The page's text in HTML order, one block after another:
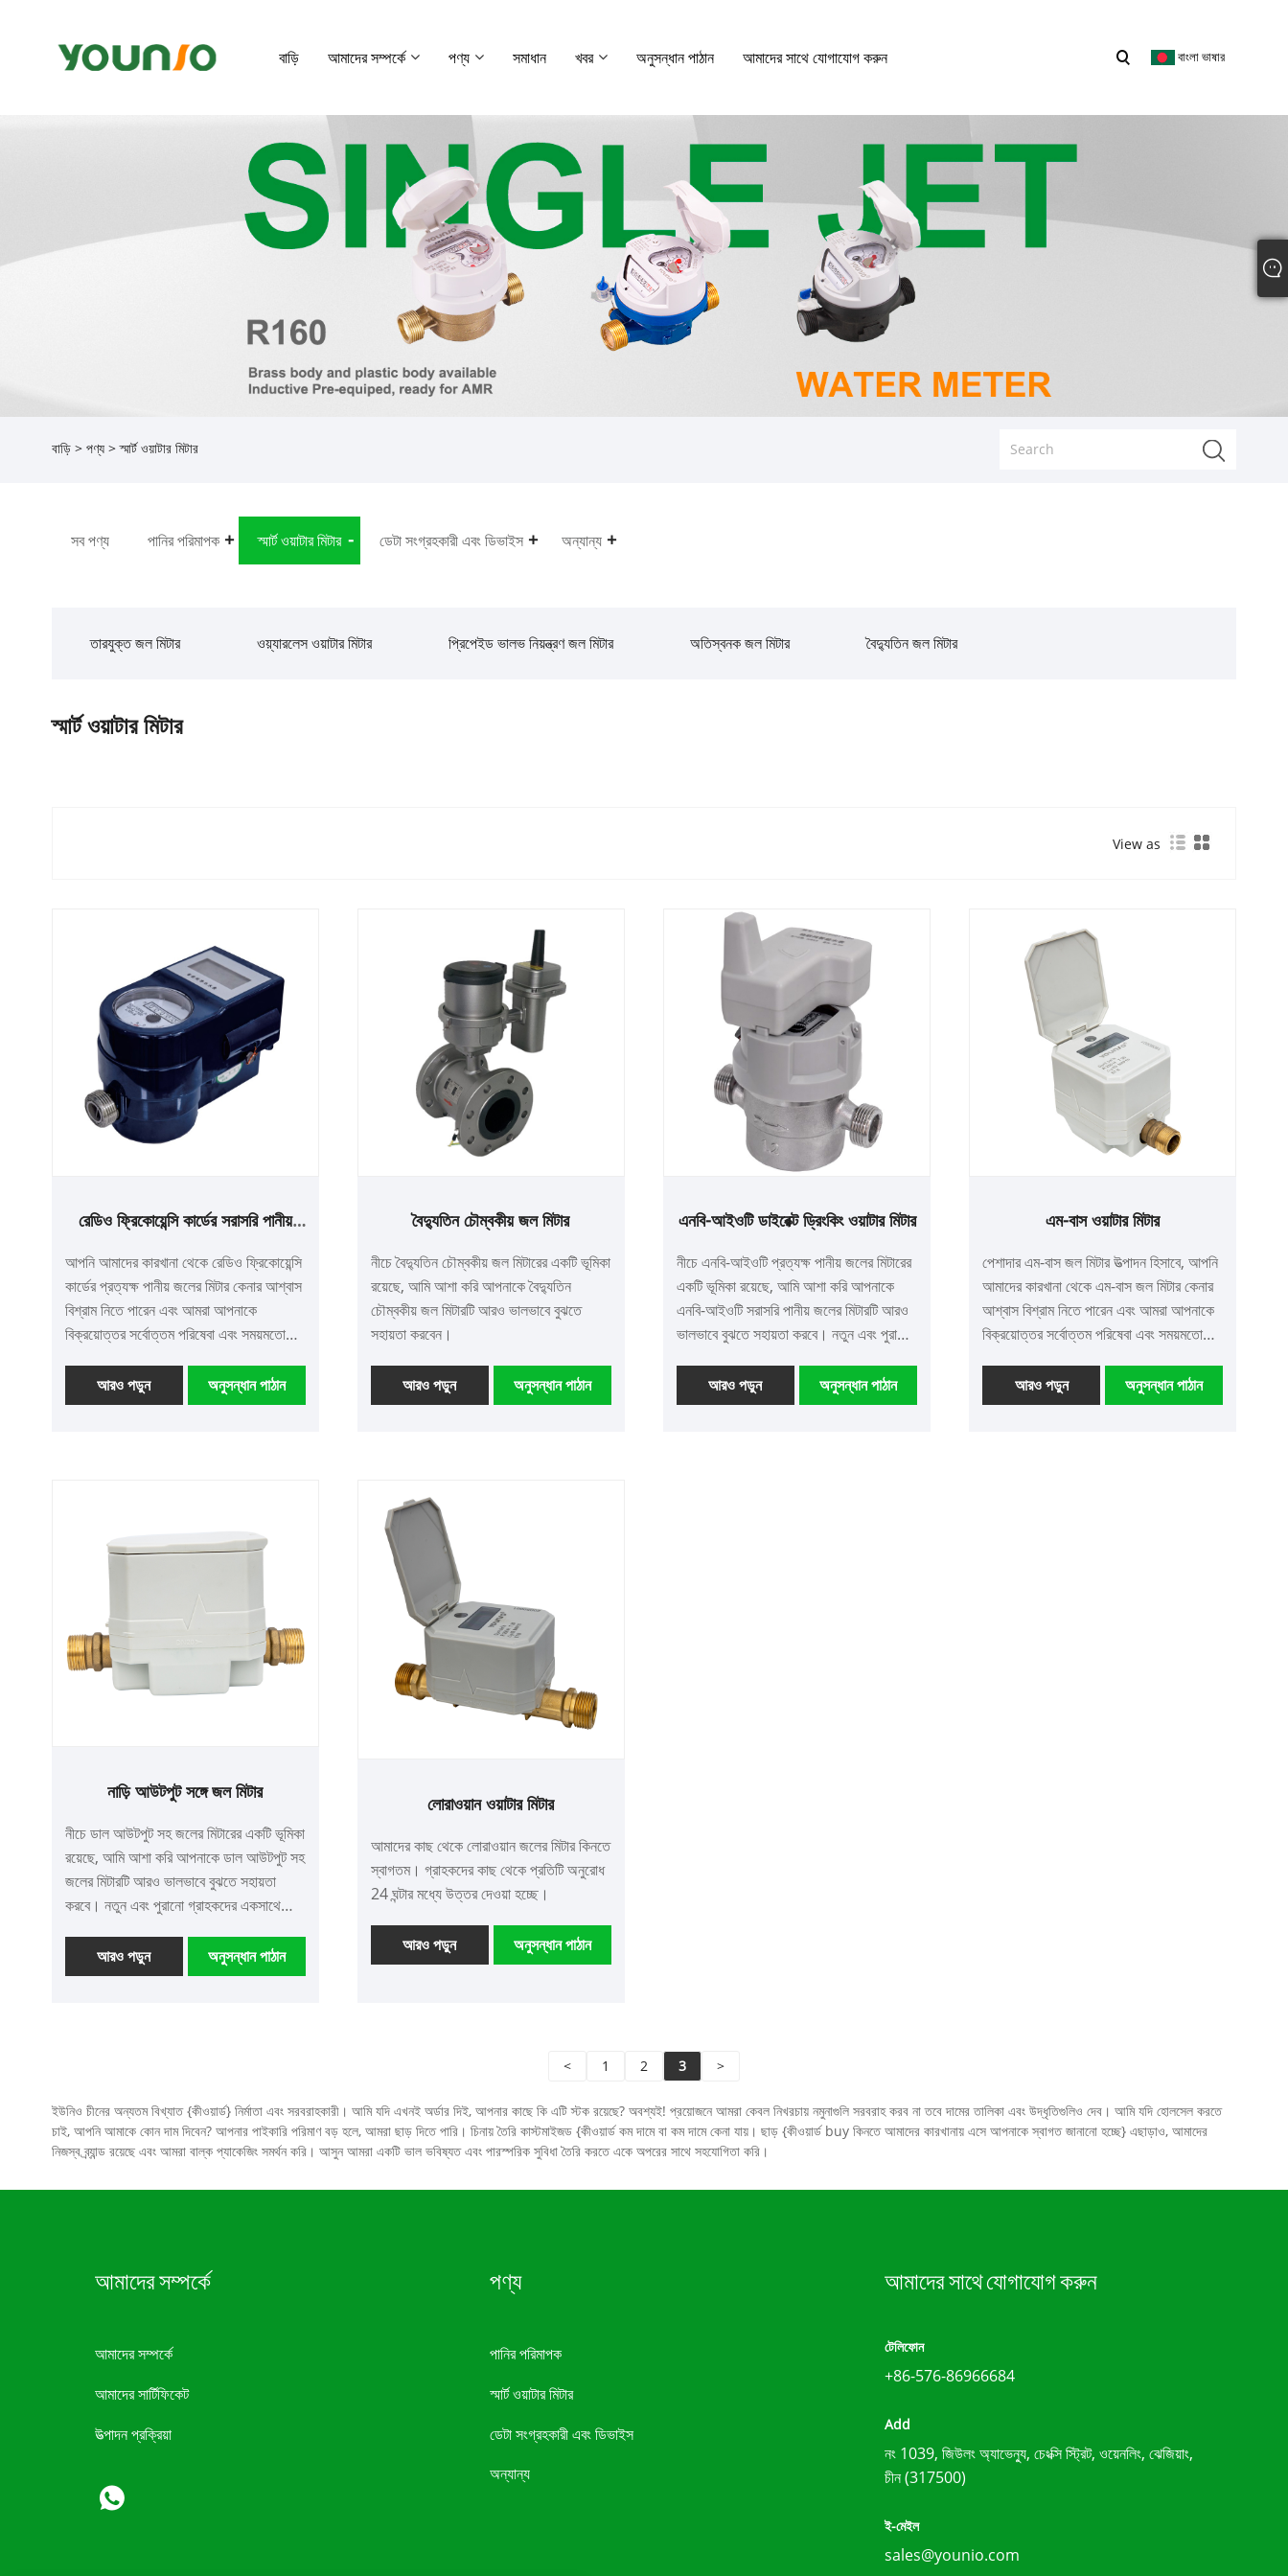
বাড়ি আমাদের সম্পর্কে পণ্য সমাধান খবর অনুসন্ধান পাঠান আমাদের সাথে যোগাযোগ করুন বাংলা ভাষার
বাড়ি > পণ্য> স্মার্ট ওয়াটার মিটার
সব পণ্য পানির পরিমাপক স্মার্ট ওয়াটার মিটার ডেটা সংগ্রহকারী এবং ডিভাইস অন্যান্য
তারযুক্ত জল মিটার ওয়্যারলেস ওয়াটার মিটার প্রিপেইড ভালভ নিয়ন্ত্রণ জল মিটার অতিস্বনক জল মিটার বৈদ্যুতিন জল মিটার
স্মার্ট ওয়াটার মিটার
View as
রেডিও ফ্রিকোয়েন্সি কার্ডের সরাসরি পানীয়
আপনি আমাদের কারখানা থেকে রেডিও ফ্রিকোয়েন্সি
কার্ডের প্রত্যক্ষ পানীয় জলের মিটার কেনার আশ্বাস
বিশ্রাম নিতে পারেন এবং আমরা আপনাকে
বিক্রয়োত্তর সর্বোত্তম পরিষেবা এবং সময়মতো
আরও পড়ুন
অনুসন্ধান পাঠান
বৈদ্যুতিন চৌম্বকীয় জল মিটার
নীচে বৈদ্যুতিন চৌম্বকীয় জল মিটারের একটি ভূমিকা
রয়েছে, আমি আশা করি আপনাকে বৈদ্যুতিন
চৌম্বকীয় জল মিটারটি আরও ভালভাবে বুঝতে
সহায়তা করবেন।
আরও পড়ুন অনুসন্ধান পাঠান
এনবি-আইওটি ডাইরেক্ট ড্রিংকিং ওয়াটার মিটার
নীচে এনবি-আইওটি প্রত্যক্ষ পানীয় জলের মিটারের
একটি ভূমিকা রয়েছে, আমি আশা করি আপনাকে
এনবি-আইওটি সরাসরি পানীয় জলের মিটারটি আরও
ভালভাবে বুঝতে সহায়তা করবে। নতুন এবং পুরানো
করতে আমাদের সহযোগিতা অব্যাহত রাখতে
স্বাগতম!
আরও পড়ুন অনুসন্ধান পাঠান
এম-বাস ওয়াটার মিটার
পেশাদার এম-বাস জল মিটার উত্পাদন হিসাবে, আপনি
আমাদের কারখানা থেকে এম-বাস জল মিটার কেনার
আশ্বাস বিশ্রাম নিতে পারেন এবং আমরা আপনাকে
বিক্রয়োত্তর সর্বোত্তম পরিষেবা এবং সময়মতো
আরও পড়ুন
অনুসন্ধান পাঠান
নাড়ি আউটপুট সঙ্গে জল মিটার
নীচে ডাল আউটপুট সহ জলের মিটারের একটি ভূমিকা
রয়েছে, আমি আশা করি আপনাকে ডাল আউটপুট সহ
জলের মিটারটি আরও ভালভাবে বুঝতে সহায়তা
করবে। নতুন এবং পুরানো গ্রাহকদের একসাথে
সহযোগিতা অব্যাহত রাখতে স্বাগতম!
আরও পড়ুন অনুসন্ধান পাঠান
লোরাওয়ান ওয়াটার মিটার
আমাদের কাছ থেকে লোরাওয়ান জলের মিটার কিনতে
স্বাগতম। গ্রাহকদের কাছ থেকে প্রতিটি অনুরোধ
24 ঘন্টার মধ্যে উত্তর দেওয়া হচ্ছে।
আরও পড়ুন অনুসন্ধান পাঠান
< 1 2 3 >
ইউনিও চীনের অন্যতম বিখ্যাত {কীওয়ার্ড} নির্মাতা এবং সরবরাহকারী। আমি যদি এখনই অর্ডার দিই, আপনার কাছে কি এটি স্টক রয়েছে? অবশ্যই! প্রয়োজনে আমরা কেবল নিখরচায় নমুনাগুলি সরবরাহ করব না তবে দামের তালিকা এবং উদ্ধৃতিগুলিও দেব। আমি যদি হোলসেল করতে
চাই, আপনি আমাকে কোন দাম দিবেন? আপনার পাইকারি পরিমাণ বড় হলে, আমরা ছাড় দিতে পারি। চিনায় তৈরি কাস্টমাইজড {কীওয়ার্ড কম দামে বা কম দামে কেনা যায়। ছাড় {কীওয়ার্ড buy কিনতে আমাদের কারখানায় এসে আপনাকে স্বাগত জানানো হচ্ছে} এছাড়াও, আমাদের
নিজস্ব ব্র্যান্ড রয়েছে এবং আমরা বাল্ক প্যাকেজিং সমর্থন করি। আসুন আমরা একটি ভাল ভবিষ্যত এবং পারস্পরিক সুবিধা তৈরি করতে একে অপরের সাথে সহযোগিতা করি।
আমাদের সম্পর্কে
আমাদের সম্পর্কে
আমাদের সার্টিফিকেট
উত্পাদন প্রক্রিয়া
পণ্য
পানির পরিমাপক
স্মার্ট ওয়াটার মিটার
ডেটা সংগ্রহকারী এবং ডিভাইস
অন্যান্য
আমাদের সাথে যোগাযোগ করুন
টেলিফোন
+86-576-86966684
Add
নং 1039, জিউলং অ্যাভেন্যু, চেংক্সি স্ট্রিট, ওয়েনলিং, ঝেজিয়াং,
চীন (317500)
ই-মেইল
sales@younio.com